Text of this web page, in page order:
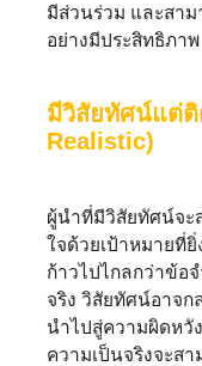
มีส่วนร่วม และสา
อย่างมีประสิทธิภาพ
มีวิสัยทัศน์แต่
Realistic)
ผู้นำที่มีวิสัยทัศน์จะ
ใจด้วยเป้าหมายที่
ก้าวไปไกลกว่าข้อ
จริง วิสัยทัศน์อาจก
นำไปสู่ความผิดหวั
ความเป็นจริงจะส